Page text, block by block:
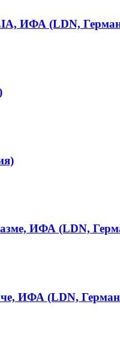
ИФА (LDN,
ИФА (LDN,
ИФА (LDN,